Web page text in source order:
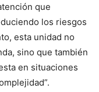
que
los riesgos
esta unidad no
sino que también
en situaciones